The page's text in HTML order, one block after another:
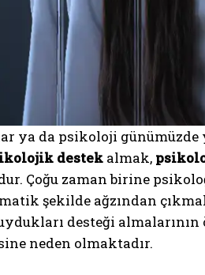
ya da psikoloji
destek almak,
Çoğu zaman birine
şekilde ağzından
desteği almalarının
neden olmaktadır.